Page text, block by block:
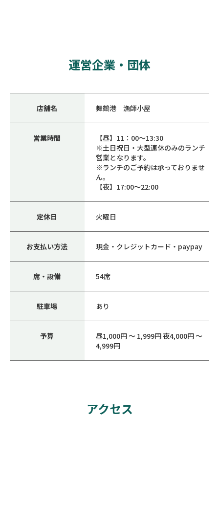
運営企業・団体
店舗名 舞鶴港 漁師小屋
営業時間
【昼】11：00〜13:30
※土日祝日・大型連休のみのランチ
営業となります。
※ランチのご予約は承っておりませ
ん。
【夜】17:00〜22:00
定休日 火曜日
お支払い方法 現金・クレジットカード・paypay
席・設備 54席
駐車場 あり
予算
昼1,000円 ～ 1,999円 夜4,000円 ～
4,999円
アクセス